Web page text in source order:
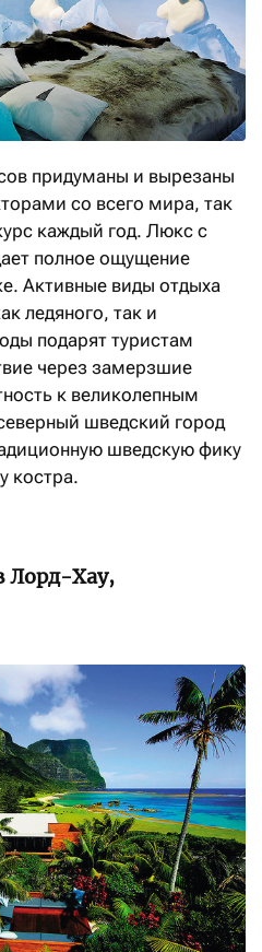
придуманы и вырезаны
со всего мира, так
каждый год. Люкс с
полное ощущение
Активные виды отдыха
ледяного, так и
подарят туристам
через замерзшие
к великолепным
шведский город
шведскую фику
костра.
Лорд-Хау,